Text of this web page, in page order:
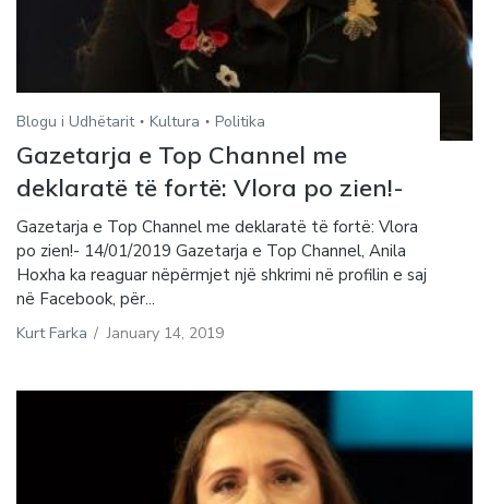
Blogu i Udhëtarit Kultura Politika
Gazetarja e Top Channel me
deklaratë të fortë: Vlora po zien!-
Gazetarja e Top Channel me deklaratë të fortë: Vlora
po zien!- 14/01/2019 Gazetarja e Top Channel, Anila
Hoxha ka reaguar nëpërmjet një shkrimi në profilin e saj
në Facebook, për...
Kurt Farka / January 14, 2019